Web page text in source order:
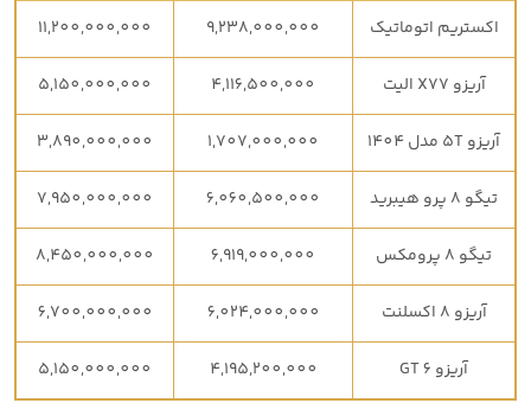
اکستریم اتوماتیک 9,238,000,000
11,200,000,000
آریزو X77 الیت 4,116,500,000
5,150,000,000
آریزو 5T مدل 1404 1,707,000,000
3,890,000,000
تیگو 8 پرو هیبرید 6,060,500,000
7,950,000,000
تیگو 8 پرومکس 6,919,000,000
8,450,000,000
آریزو 8 اکسلنت 6,024,000,000
6,700,000,000
آریزو 6 GT 4,195,200,000
5,150,000,000